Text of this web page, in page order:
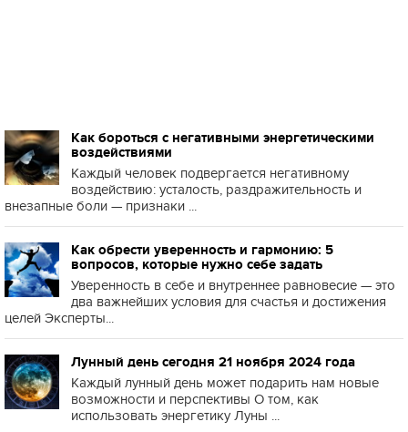
Как бороться с негативными энергетическими
воздействиями
Каждый человек подвергается негативному
воздействию: усталость, раздражительность и
внезапные боли — признаки ...
Как обрести уверенность и гармонию: 5
вопросов, которые нужно себе задать
Уверенность в себе и внутреннее равновесие — это
два важнейших условия для счастья и достижения
целей Эксперты...
Лунный день сегодня 21 ноября 2024 года
Каждый лунный день может подарить нам новые
возможности и перспективы О том, как
использовать энергетику Луны ...